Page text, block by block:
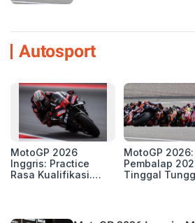
Autosport
MotoGP 2026
Inggris: Practice
Rasa Kualifikasi.
Silverstone!
MotoGP
Pembalap
Tinggal